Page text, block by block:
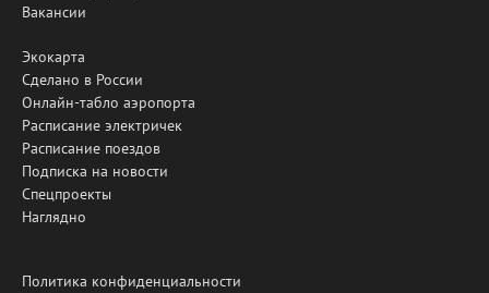
Вакансии
Экокарта
Сделано в России
Онлайн-табло аэропорта
Расписание электричек
Расписание поездов
Подписка на новости
Спецпроекты
Наглядно
Политика конфиденциальности